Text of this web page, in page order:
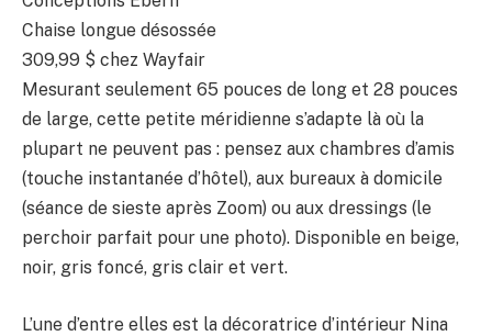
Chaise longue désossée
309,99 $ chez Wayfair
Mesurant seulement 65 pouces de long et 28 pouces
de large, cette petite méridienne s’adapte là où la
plupart ne peuvent pas : pensez aux chambres d’amis
(touche instantanée d’hôtel), aux bureaux à domicile
(séance de sieste après Zoom) ou aux dressings (le
perchoir parfait pour une photo). Disponible en beige,
noir, gris foncé, gris clair et vert.
L’une d’entre elles est la décoratrice d’intérieur Nina